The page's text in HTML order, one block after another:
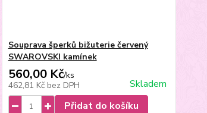
Souprava šperků bižuterie červený
SWAROVSKI kamínek
560,00 Kč/ks
462,81 Kč bez DPH
Skladem
Přidat do košíku